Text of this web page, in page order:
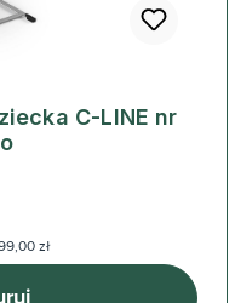
C-LINE nr
zł